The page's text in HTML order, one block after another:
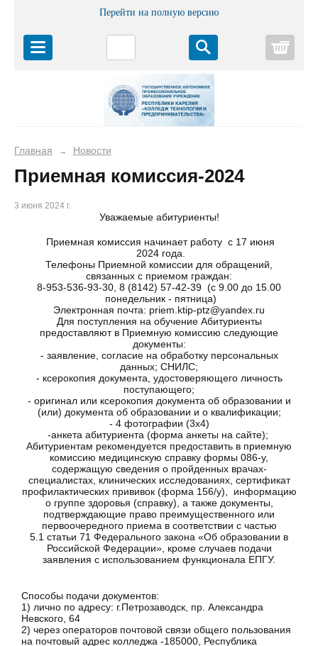
Перейти на полную версию
Главная → Новости
Приемная комиссия-2024
3 июня 2024 г.
Уважаемые абитуриенты!
Приемная комиссия начинает работу с 17 июня
2024 года.
Телефоны Приемной комиссии для обращений,
связанных с приемом граждан:
8-953-536-93-30, 8 (8142) 57-42-39 (с 9.00 до 15.00
понедельник - пятница)
Электронная почта: priem.ktip-ptz@yandex.ru
Для поступления на обучение Абитуриенты
предоставляют в Приемную комиссию следующие
документы:
- заявление, согласие на обработку персональных
данных; СНИЛС;
- ксерокопия документа, удостоверяющего личность
поступающего;
- оригинал или ксерокопия документа об образовании и
(или) документа об образовании и о квалификации;
- 4 фотографии (3х4)
-анкета абитуриента (форма анкеты на сайте);
Абитуриентам рекомендуется предоставить в приемную
комиссию медицинскую справку формы 086-у,
содержащую сведения о пройденных врачах-
специалистах, клинических исследованиях, сертификат
профилактических прививок (форма 156/у), информацию
о группе здоровья (справку), а также документы,
подтверждающие право преимущественного или
первоочередного приема в соответствии с частью
5.1 статьи 71 Федерального закона «Об образовании в
Российской Федерации», кроме случаев подачи
заявления с использованием функционала ЕПГУ.
Способы подачи документов:
1) лично по адресу: г.Петрозаводск, пр. Александра
Невского, 64
2) через операторов почтовой связи общего пользования
на почтовый адрес колледжа -185000, Республика